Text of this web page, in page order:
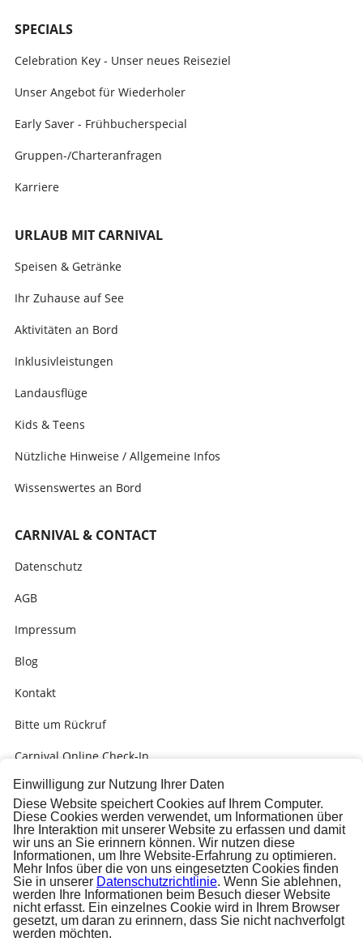
SPECIALS
Celebration Key - Unser neues Reiseziel
Unser Angebot für Wiederholer
Early Saver - Frühbucherspecial
Gruppen-/Charteranfragen
Karriere
URLAUB MIT CARNIVAL
Speisen & Getränke
Ihr Zuhause auf See
Aktivitäten an Bord
Inklusivleistungen
Landausflüge
Kids & Teens
Nützliche Hinweise / Allgemeine Infos
Wissenswertes an Bord
CARNIVAL & CONTACT
Datenschutz
AGB
Impressum
Blog
Kontakt
Bitte um Rückruf
Carnival Online Check-In
Kabinengrüsse
Presse
Carnival Check-In Ausfüllhilfe (PDF)
Einwilligung zur Nutzung Ihrer Daten
Diese Website speichert Cookies auf Ihrem Computer.
Diese Cookies werden verwendet, um Informationen über
Ihre Interaktion mit unserer Website zu erfassen und damit
wir uns an Sie erinnern können. Wir nutzen diese
Informationen, um Ihre Website-Erfahrung zu optimieren.
Mehr Infos über die von uns eingesetzten Cookies finden
Sie in unserer Datenschutzrichtlinie. Wenn Sie ablehnen,
werden Ihre Informationen beim Besuch dieser Website
nicht erfasst. Ein einzelnes Cookie wird in Ihrem Browser
gesetzt, um daran zu erinnern, dass Sie nicht nachverfolgt
werden möchten.